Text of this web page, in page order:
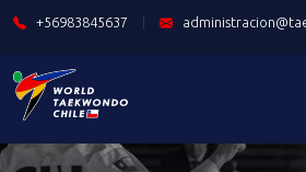
+56983845637